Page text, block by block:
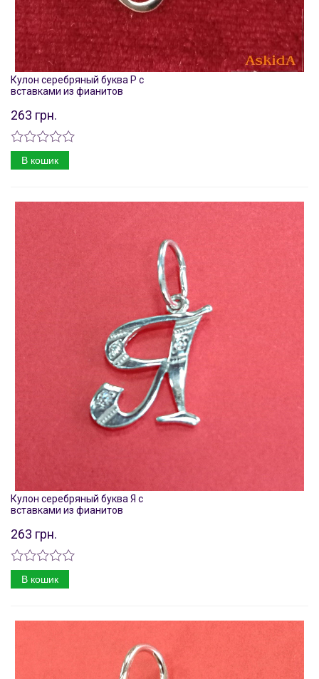
Кулон серебряный буква Р с
вставками из фианитов
263 грн.
В кошик
Кулон серебряный буква Я с
вставками из фианитов
263 грн.
В кошик